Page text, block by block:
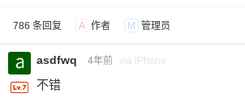
786 条回复 A 作者 M 管理员
asdfwq 4年前 via iPhone
不错